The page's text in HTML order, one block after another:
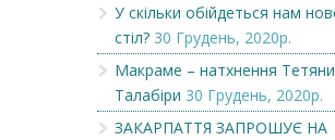
У скільки обійдеться нам
стіл? 30 Грудень, 2020р.
Макраме – натхнення Тетяни
Талабіри 30 Грудень, 2020р.
ЗАКАРПАТТЯ ЗАПРОШУЄ НА